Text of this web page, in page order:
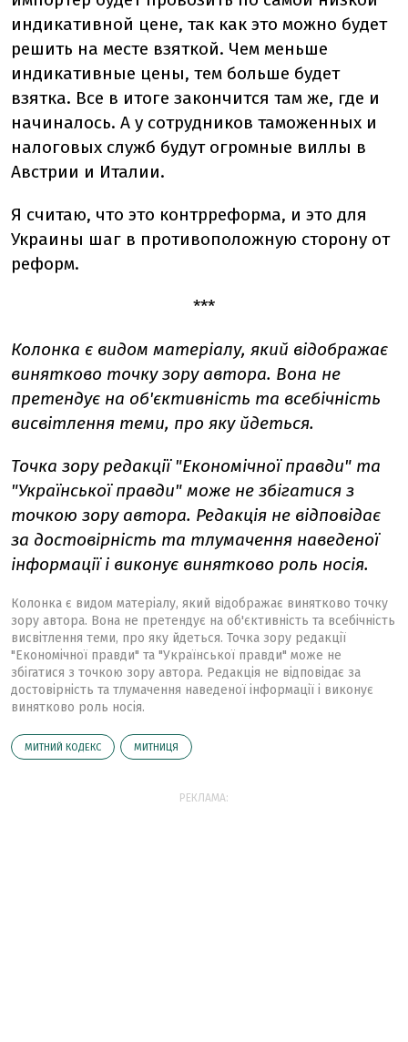
индикативной цене, так как это можно будет
решить на месте взяткой. Чем меньше
индикативные цены, тем больше будет
взятка. Все в итоге закончится там же, где и
начиналось. А у сотрудников таможенных и
налоговых служб будут огромные виллы в
Австрии и Италии.
Я считаю, что это контрреформа, и это для
Украины шаг в противоположную сторону от
реформ.
***
Колонка є видом матеріалу, який відображає
винятково точку зору автора. Вона не
претендує на об'єктивність та всебічність
висвітлення теми, про яку йдеться.
Точка зору редакції "Економічної правди" та
"Української правди" може не збігатися з
точкою зору автора. Редакція не відповідає
за достовірність та тлумачення наведеної
інформації і виконує винятково роль носія.
Колонка є видом матеріалу, який відображає винятково точку
зору автора. Вона не претендує на об'єктивність та всебічність
висвітлення теми, про яку йдеться. Точка зору редакції
"Економічної правди" та "Української правди" може не
збігатися з точкою зору автора. Редакція не відповідає за
достовірність та тлумачення наведеної інформації і виконує
винятково роль носія.
МИТНИЙ КОДЕКС МИТНИЦЯ
РЕКЛАМА: